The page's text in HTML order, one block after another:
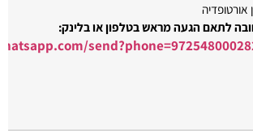
אורטופדיה
לתאם הגעה מראש בטלפון או בלינק: